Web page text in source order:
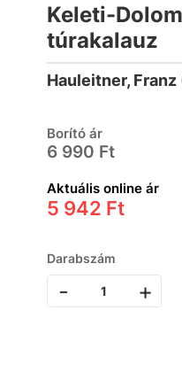
Keleti-
túrakalauz
Hauleitner,
Borító ár
6 990 Ft
Aktuális online ár
5 942 Ft
Darabszám
- +